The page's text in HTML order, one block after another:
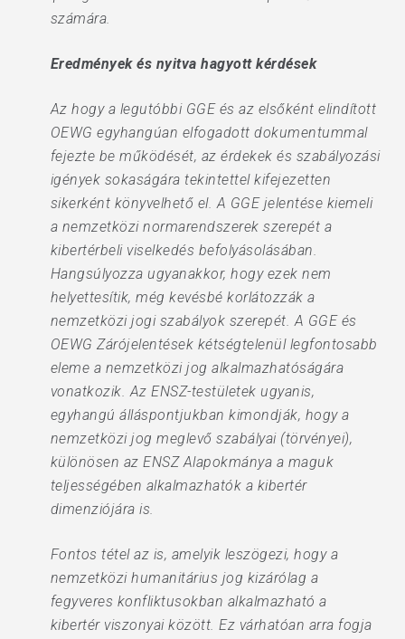
számára.
Eredmények és nyitva hagyott kérdések
Az hogy a legutóbbi GGE és az elsőként elindított
OEWG egyhangúan elfogadott dokumentummal
fejezte be működését, az érdekek és szabályozási
igények sokaságára tekintettel kifejezetten
sikerként könyvelhető el. A GGE jelentése kiemeli
a nemzetközi normarendszerek szerepét a
kibertérbeli viselkedés befolyásolásában.
Hangsúlyozza ugyanakkor, hogy ezek nem
helyettesítik, még kevésbé korlátozzák a
nemzetközi jogi szabályok szerepét. A GGE és
OEWG Zárójelentések kétségtelenül legfontosabb
eleme a nemzetközi jog alkalmazhatóságára
vonatkozik. Az ENSZ-testületek ugyanis,
egyhangú álláspontjukban kimondják, hogy a
nemzetközi jog meglevő szabályai (törvényei),
különösen az ENSZ Alapokmánya a maguk
teljességében alkalmazhatók a kibertér
dimenziójára is.
Fontos tétel az is, amelyik leszögezi, hogy a
nemzetközi humanitárius jog kizárólag a
fegyveres konfliktusokban alkalmazható a
kibertér viszonyai között. Ez várhatóan arra fogja